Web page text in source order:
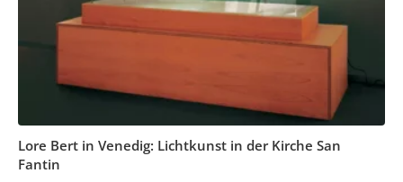
Lore Bert in Venedig: Lichtkunst in der Kirche San
Fantin